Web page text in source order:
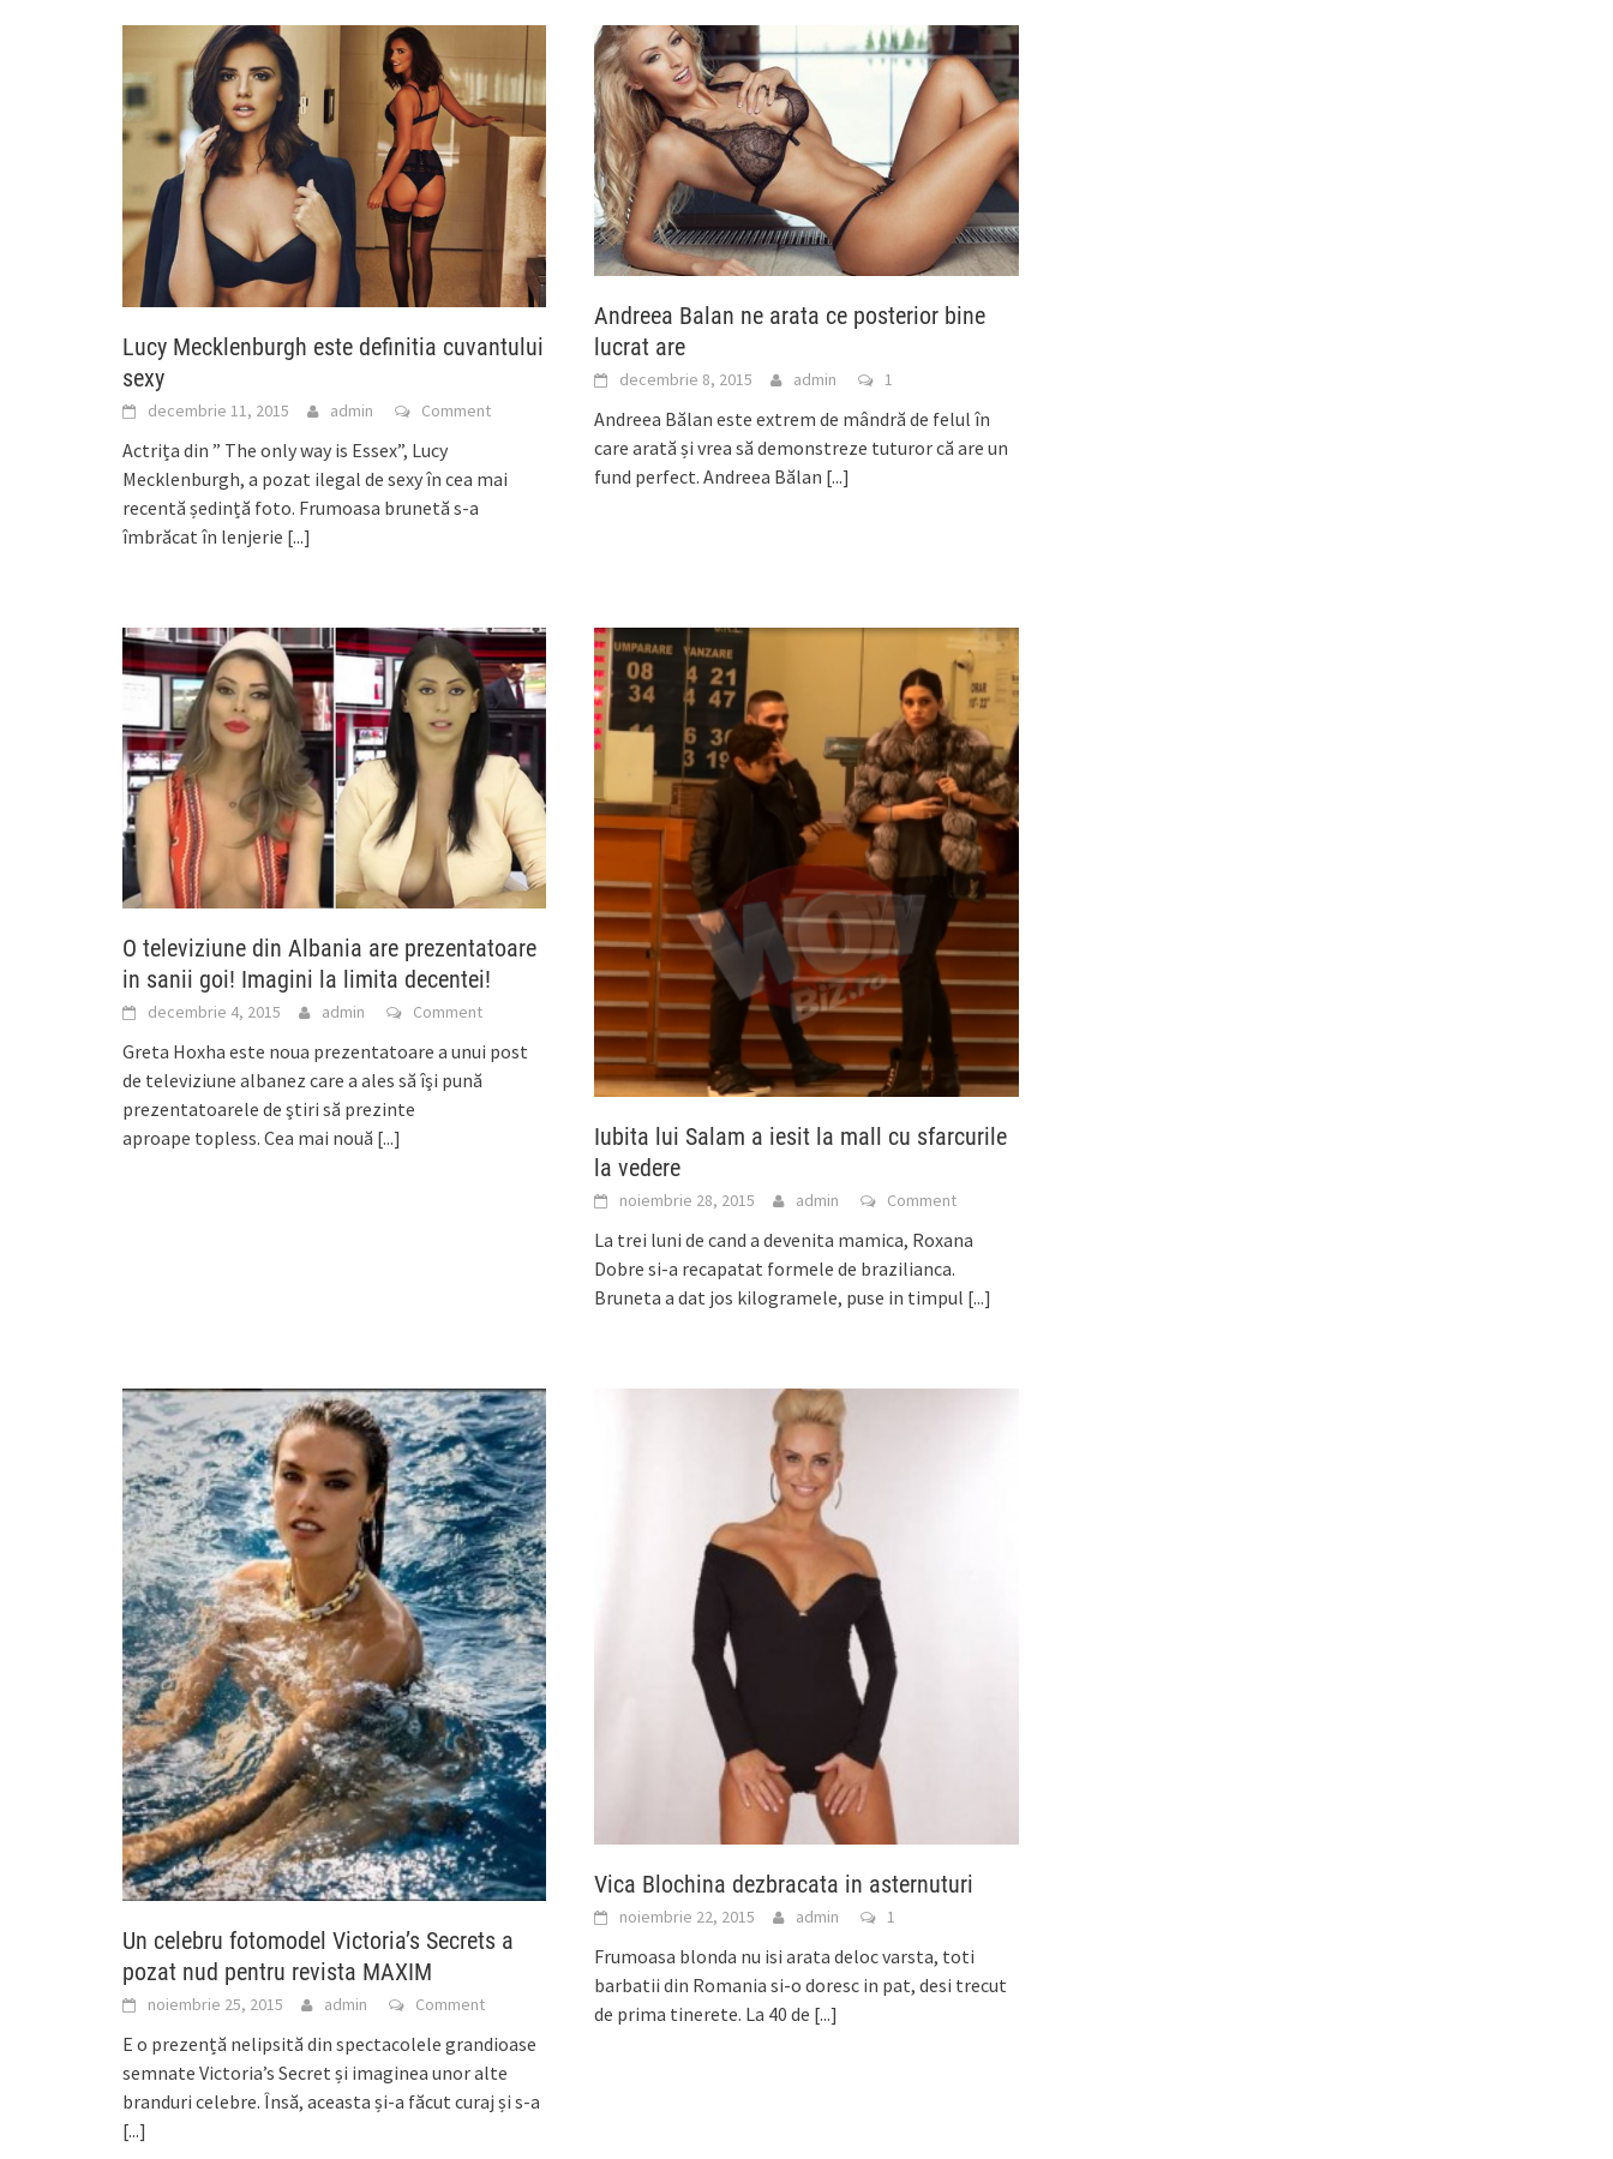
Lucy Mecklenburgh este definitia cuvantului
sexy
decembrie 11, 2015 admin Comment
Actrița din ” The only way is Essex”, Lucy
Mecklenburgh, a pozat ilegal de sexy în cea mai
recentă ședință foto. Frumoasa brunetă s-a
îmbrăcat în lenjerie [...]
Andreea Balan ne arata ce posterior bine
lucrat are
decembrie 8, 2015 admin 1
Andreea Bălan este extrem de mândră de felul în
care arată și vrea să demonstreze tuturor că are un
fund perfect. Andreea Bălan [...]
O televiziune din Albania are prezentatoare
in sanii goi! Imagini la limita decentei!
decembrie 4, 2015 admin Comment
Greta Hoxha este noua prezentatoare a unui post
de televiziune albanez care a ales să îşi pună
prezentatoarele de ştiri să prezinte
aproape topless. Cea mai nouă [...]
Iubita lui Salam a iesit la mall cu sfarcurile
la vedere
noiembrie 28, 2015 admin Comment
La trei luni de cand a devenita mamica, Roxana
Dobre si-a recapatat formele de brazilianca.
Bruneta a dat jos kilogramele, puse in timpul [...]
Un celebru fotomodel Victoria’s Secrets a
pozat nud pentru revista MAXIM
noiembrie 25, 2015 admin Comment
E o prezență nelipsită din spectacolele grandioase
semnate Victoria’s Secret și imaginea unor alte
branduri celebre. Însă, aceasta și-a făcut curaj și s-a
[...]
Vica Blochina dezbracata in asternuturi
noiembrie 22, 2015 admin 1
Frumoasa blonda nu isi arata deloc varsta, toti
barbatii din Romania si-o doresc in pat, desi trecut
de prima tinerete. La 40 de [...]